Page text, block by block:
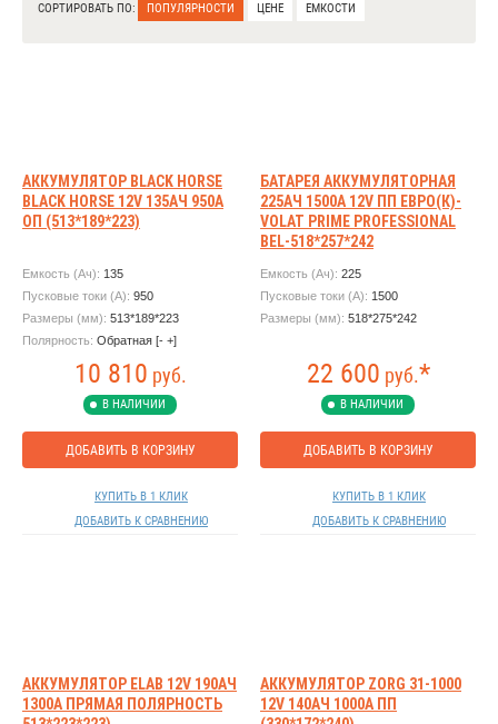
СОРТИРОВАТЬ ПО: ПОПУЛЯРНОСТИ ЦЕНЕ ЕМКОСТИ
АККУМУЛЯТОР BLACK HORSE
BLACK HORSE 12V 135АЧ 950А
ОП (513*189*223)
Емкость (Ач): 135
Пусковые токи (А): 950
Размеры (мм): 513*189*223
Полярность: Обратная [- +]
10 810 руб.
В НАЛИЧИИ
ДОБАВИТЬ В КОРЗИНУ
КУПИТЬ В 1 КЛИК
ДОБАВИТЬ К СРАВНЕНИЮ
БАТАРЕЯ АККУМУЛЯТОРНАЯ
225АЧ 1500А 12V ПП ЕВРО(К)-
VOLAT PRIME PROFESSIONAL
BEL-518*257*242
Емкость (Ач): 225
Пусковые токи (А): 1500
Размеры (мм): 518*275*242
22 600 руб.*
В НАЛИЧИИ
ДОБАВИТЬ В КОРЗИНУ
КУПИТЬ В 1 КЛИК
ДОБАВИТЬ К СРАВНЕНИЮ
АККУМУЛЯТОР ELAB 12V 190АЧ
1300А ПРЯМАЯ ПОЛЯРНОСТЬ
АККУМУЛЯТОР ZORG 31-1000
12V 140АЧ 1000А ПП